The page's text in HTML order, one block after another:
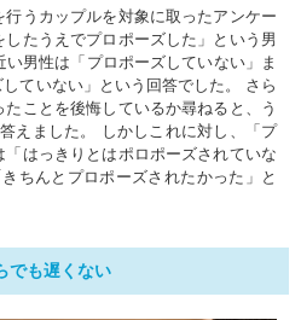
うカップルを対象に取ったアンケー
したうえでプロポーズした」という男
男性は「プロポーズしていない」ま
ていない」という回答でした。 さら
ことを後悔しているか尋ねると、う
えました。 しかしこれに対し、「プ
はっきりとはポロポーズされていな
ちんとプロポーズされたかった」と
でも遅くない